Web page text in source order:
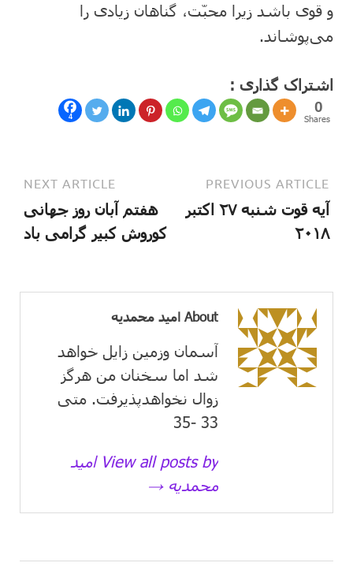
و قوی باشد زیرا محبّت، گناهان زیادی را
می‌پوشاند.
اشتراک گذاری :
4
0
Shares
PREVIOUS ARTICLE
آیه قوت شنبه ۲۷ اکتبر
۲۰۱۸
NEXT ARTICLE
هفتم آبان روز جهانی
کوروش کبیر گرامی باد
About امید محمدیه
آسمان وزمین زايل خواهد
شد اما سخنان من هرگز
زوال نخواهدپذیرفت. متی
33 -35
View all posts by امید
محمدیه →